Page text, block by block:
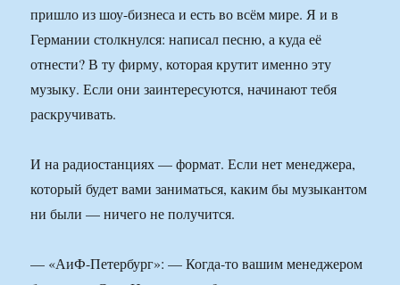
пришло из шоу-бизнеса и есть во всём мире. Я и в
Германии столкнулся: написал песню, а куда её
отнести? В ту фирму, которая крутит именно эту
музыку. Если они заинтересуются, начинают тебя
раскручивать.
И на радиостанциях — формат. Если нет менеджера,
который будет вами заниматься, каким бы музыкантом
ни были — ничего не получится.
— «АиФ-Петербург»: — Когда-то вашим менеджером